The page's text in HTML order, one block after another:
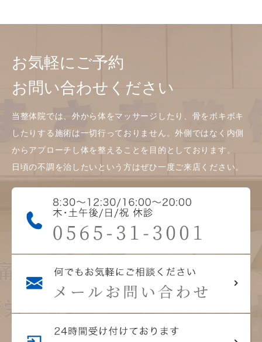
お気軽にご予約
お問い合わせください
当整体院では、外から体をマッサージしたり、骨をボキボキ
したりする施術は一切行っておりません。外側ではなく内側
からアプローチし体を整えることを目的としております。
日頃の不調を治したいという方はぜひ一度ご来店ください。